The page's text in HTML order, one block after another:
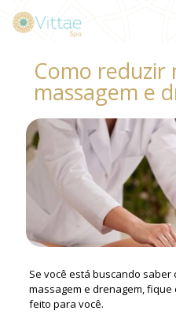
Como reduzir
massagem e
Se você está buscando saber
massagem e drenagem, fique
feito para você.